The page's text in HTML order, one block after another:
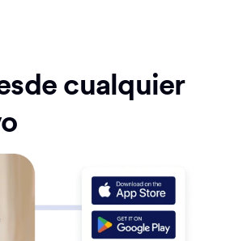
cualquier